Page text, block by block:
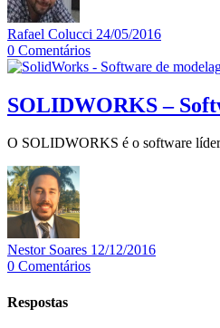
Rafael Colucci 24/05/2016
0 Comentários
SOLIDWORKS –
O SOLIDWORKS é o software
Nestor Soares 12/12/2016
0 Comentários
Respostas